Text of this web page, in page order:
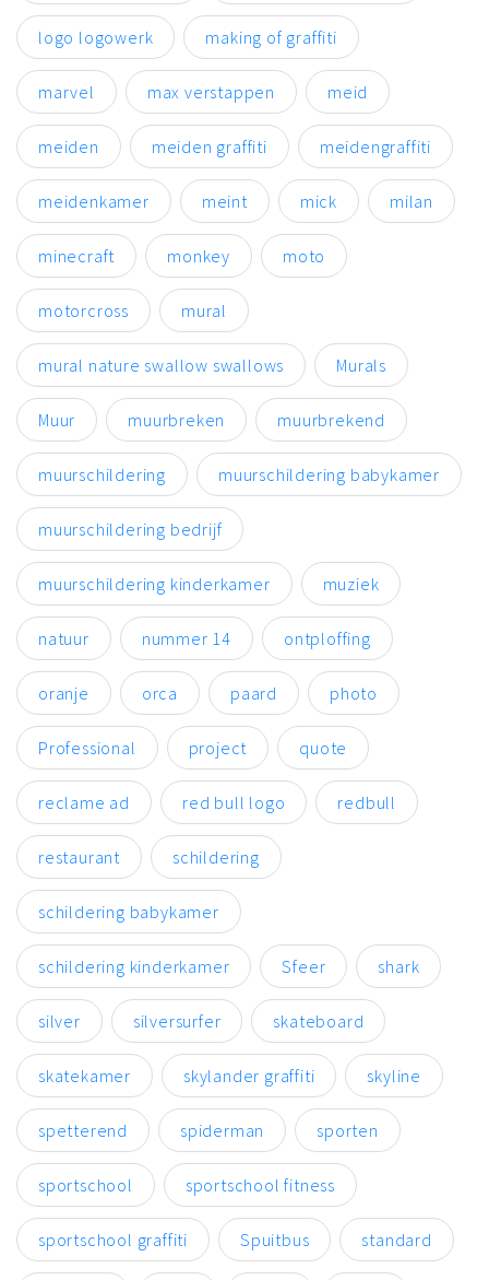
logo logowerk making of graffiti
marvel max verstappen meid
meiden meiden graffiti meidengraffiti
meidenkamer meint mick milan
minecraft monkey moto
motorcross mural
mural nature swallow swallows Murals
Muur muurbreken muurbrekend
muurschildering muurschildering babykamer
muurschildering bedrijf
muurschildering kinderkamer muziek
natuur nummer 14 ontploffing
oranje orca paard photo
Professional project quote
reclame ad red bull logo redbull
restaurant schildering
schildering babykamer
schildering kinderkamer Sfeer shark
silver silversurfer skateboard
skatekamer skylander graffiti skyline
spetterend spiderman sporten
sportschool sportschool fitness
sportschool graffiti Spuitbus standard